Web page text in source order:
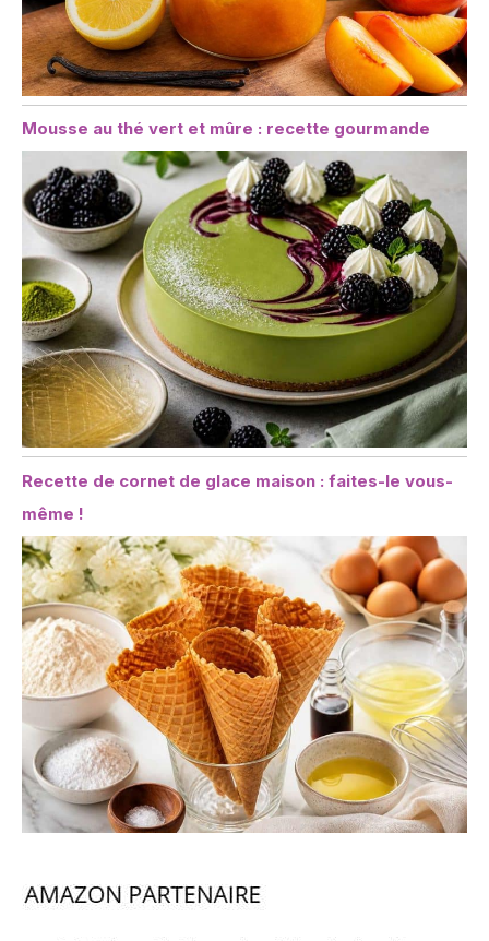
Mousse au thé vert et mûre : recette gourmande
Recette de cornet de glace maison : faites-le vous-
même !